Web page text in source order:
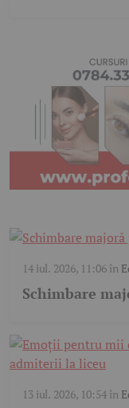
14 iul. 2026, 11:06în
Schimbare
13 iul. 2026, 10:54în